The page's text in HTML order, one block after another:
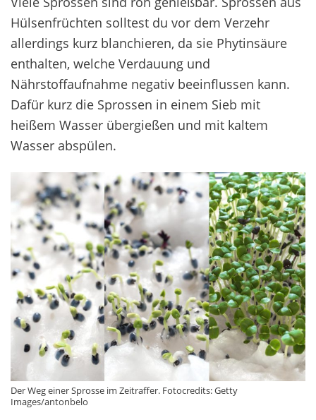
Hülsenfrüchten solltest du vor dem Verzehr
allerdings kurz blanchieren, da sie Phytinsäure
enthalten, welche Verdauung und
Nährstoffaufnahme negativ beeinflussen kann.
Dafür kurz die Sprossen in einem Sieb mit
heißem Wasser übergießen und mit kaltem
Wasser abspülen.
Der Weg einer Sprosse im Zeitraffer. Fotocredits: Getty
Images/antonbelo